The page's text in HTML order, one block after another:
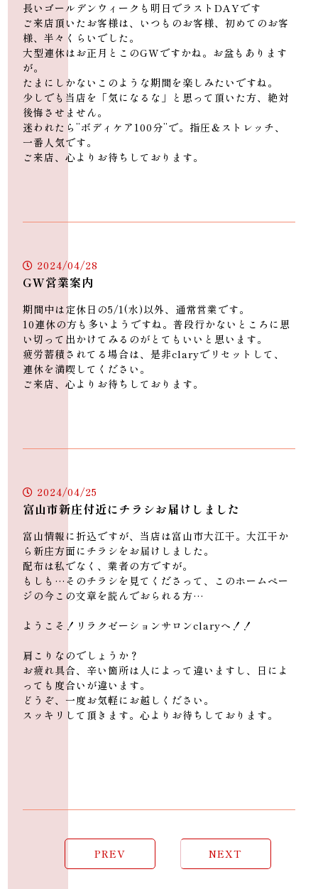
長いゴールデンウィークも明日でラストDAYです
ご来店頂いたお客様は、いつものお客様、初めてのお客
様、半々くらいでした。
大型連休はお正月とこのGWですかね。お盆もあります
が。
たまにしかないこのような期間を楽しみたいですね。
少しでも当店を「気になるな」と思って頂いた方、絶対
後悔させません。
迷われたら”ボディケア100分”で。指圧＆ストレッチ、
一番人気です。
ご来店、心よりお待ちしております。
2024/04/28
GW営業案内
期間中は定休日の5/1(水)以外、通常営業です。
10連休の方も多いようですね。普段行かないところに思
い切って出かけてみるのがとてもいいと思います。
疲労蓄積されてる場合は、是非claryでリセットして、
連休を満喫してください。
ご来店、心よりお待ちしております。
2024/04/25
富山市新庄付近にチラシお届けしました
富山情報に折込ですが、当店は富山市大江干。大江干か
ら新庄方面にチラシをお届けしました。
配布は私でなく、業者の方ですが。
もしも…そのチラシを見てくださって、このホームペー
ジの今この文章を読んでおられる方…
ようこそ！リラクゼーションサロンclaryへ！！
肩こりなのでしょうか？
お疲れ具合、辛い箇所は人によって違いますし、日によ
っても度合いが違います。
どうぞ、一度お気軽にお越しください。
スッキリして頂きます。心よりお待ちしております。
PREV NEXT
富山市で腰痛・肩こりなどストレス解消に効果的な「リラクゼーショ
ンサロンclary」